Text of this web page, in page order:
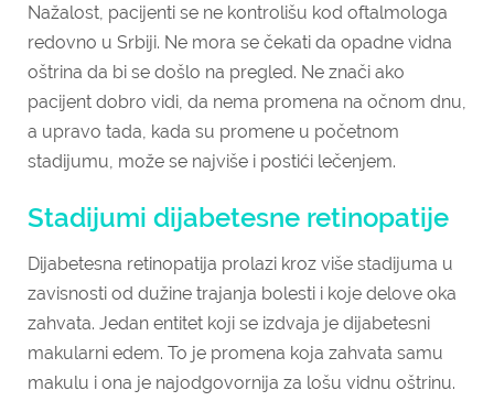
Nažalost, pacijenti se ne kontrolišu kod oftalmologa
redovno u Srbiji. Ne mora se čekati da opadne vidna
oštrina da bi se došlo na pregled. Ne znači ako
pacijent dobro vidi, da nema promena na očnom dnu,
a upravo tada, kada su promene u početnom
stadijumu, može se najviše i postići lečenjem.
Stadijumi dijabetesne retinopatije
Dijabetesna retinopatija prolazi kroz više stadijuma u
zavisnosti od dužine trajanja bolesti i koje delove oka
zahvata. Jedan entitet koji se izdvaja je dijabetesni
makularni edem. To je promena koja zahvata samu
makulu i ona je najodgovornija za lošu vidnu oštrinu.